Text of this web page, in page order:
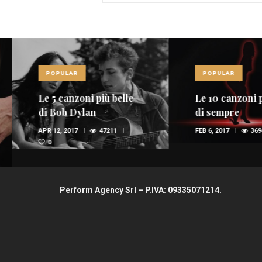
POPULAR
Le 5 canzoni più belle
di Bob Dylan
APR 12, 2017
47211
0
POPULAR
Le 10 canzoni
di sempre
FEB 6, 2017 36945
Perform Agency Srl – P.IVA: 09335071214.